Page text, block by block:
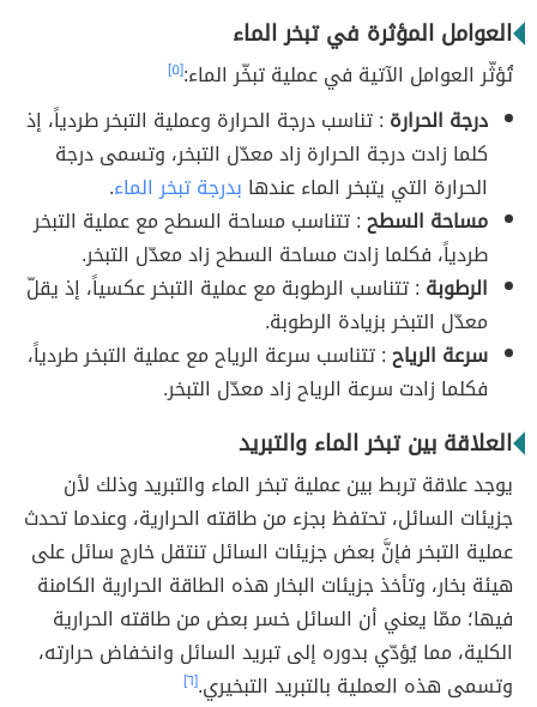
العوامل المؤثرة في تبخر الماء
تُؤثّر العوامل الآتية في عملية تبخّر الماء:[٥]
درجة الحرارة : تناسب درجة الحرارة وعملية التبخر طردياً، إذ
كلما زادت درجة الحرارة زاد معدّل التبخر، وتسمى درجة
الحرارة التي يتبخر الماء عندها بدرجة تبخر الماء.
مساحة السطح: تتناسب مساحة السطح مع عملية التبخر
طردياً، فكلما زادت مساحة السطح زاد معدّل التبخر.
الرطوبة : تتناسب الرطوبة مع عملية التبخر عكسياً، إذ يقلّ
معدّل التبخر بزيادة الرطوبة.
سرعة الرياح: تتناسب سرعة الرياح مع عملية التبخر طردياً،
فكلما زادت سرعة الرياح زاد معدّل التبخر.
العلاقة بين تبخر الماء والتبريد
يوجد علاقة تربط بين عملية تبخر الماء والتبريد وذلك لأن
جزيئات السائل، تحتفظ بجزء من طاقته الحرارية، وعندما تحدث
عملية التبخر فإنَّ بعض جزيئات السائل تنتقل خارج سائل على
هيئة بخار، وتأخذ جزيئات البخار هذه الطاقة الحرارية الكامنة
فيها؛ ممّا يعني أن السائل خسر بعض من طاقته الحرارية
الكلية، مما يُؤدّي بدوره إلى تبريد السائل وانخفاض حرارته،
وتسمى هذه العملية بالتبريد التبخيري.[٦]